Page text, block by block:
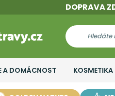
DOPRAVA
A DOMÁCNOST KOSMETIKA